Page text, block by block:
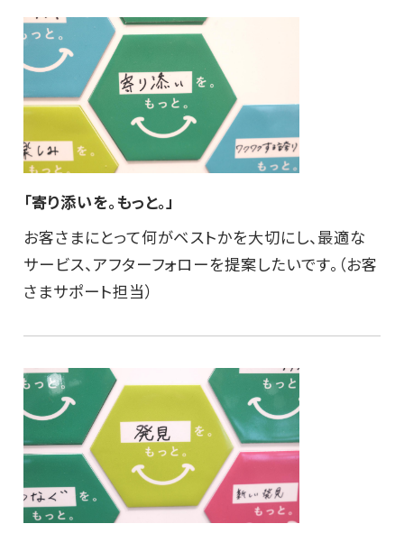
「寄り添いを。もっと。」
お客さまにとって何がベストかを大切にし、最適な
サービス、アフターフォローを提案したいです。（お客
さまサポート担当）